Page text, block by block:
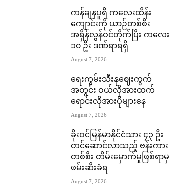
ကန်ချနပူရီ ကလေးထိန်း
ကျောင်းကို ယာဉ်တစ်စီး
အရှိန်လွန်ဝင်တိုက်ပြီး ကလေး
၁၀ ဦး ဒဏ်ရာရရှိ
August 7, 2026
ရေးကွမ်းသီးနုဈေးကွက်
အတွင်း ဝယ်လိုအားထက်
ရောင်းလိုအားပိုများနေ
August 7, 2026
ခိုးဝင်မြန်မာနိုင်ငံသား ၄၃ ဦး
တင်ဆောင်လာသည့် ဗန်းကား
တစ်စီး တိမ်းမှောက်မှုဖြစ်ရာမှ
ဖမ်းဆီးခံရ
August 7, 2026